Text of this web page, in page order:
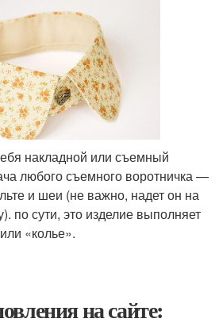
накладной или съемный
любого съемного воротничка —
и шеи (не важно, надет он на
по сути, это изделие выполняет
«колье».
на сайте: